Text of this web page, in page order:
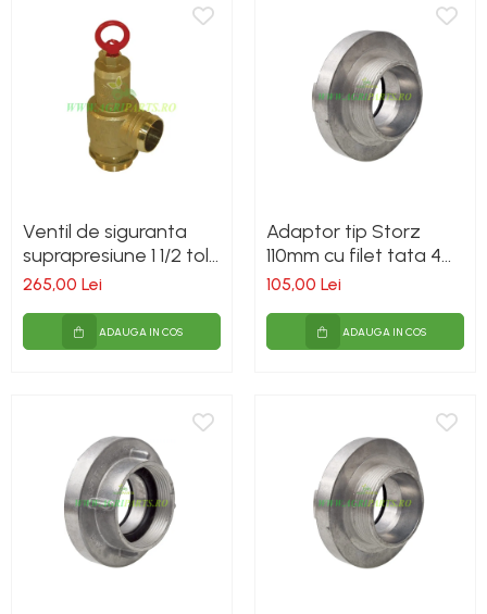
Piese cositoare
Piese culegator porumb
Piese cultivator
Piese disc
Piese plug
Piese scarificator
Piese semanatoare
Remorci auto
Vidanja si irigatii
Furtunuri
Pompe
Vane si robineti
Zootehnie
Ventil de siguranta
suprapresiune 1 1/2 toli,
pentru vidanja
265,00 Lei
ADAUGA IN COS
Adaptor tip Storz
110mm cu filet tata 4
toli
105,00 Lei
ADAUGA IN COS